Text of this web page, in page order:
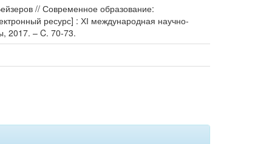
// Современное образование:
ресурс] : ХІ международная научно-
2017. – C. 70-73.